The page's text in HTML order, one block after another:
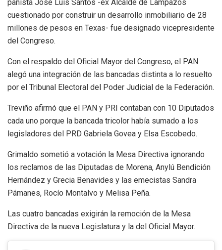
panista José Luis Santos -ex Alcalde de Lampazos
cuestionado por construir un desarrollo inmobiliario de 28
millones de pesos en Texas- fue designado vicepresidente
del Congreso.
Con el respaldo del Oficial Mayor del Congreso, el PAN
alegó una integración de las bancadas distinta a lo resuelto
por el Tribunal Electoral del Poder Judicial de la Federación.
Treviño afirmó que el PAN y PRI contaban con 10 Diputados
cada uno porque la bancada tricolor había sumado a los
legisladores del PRD Gabriela Govea y Elsa Escobedo.
Grimaldo sometió a votación la Mesa Directiva ignorando
los reclamos de las Diputadas de Morena, Anylú Bendición
Hernández y Grecia Benavides y las emecistas Sandra
Pámanes, Rocío Montalvo y Melisa Peña.
Las cuatro bancadas exigirán la remoción de la Mesa
Directiva de la nueva Legislatura y la del Oficial Mayor.